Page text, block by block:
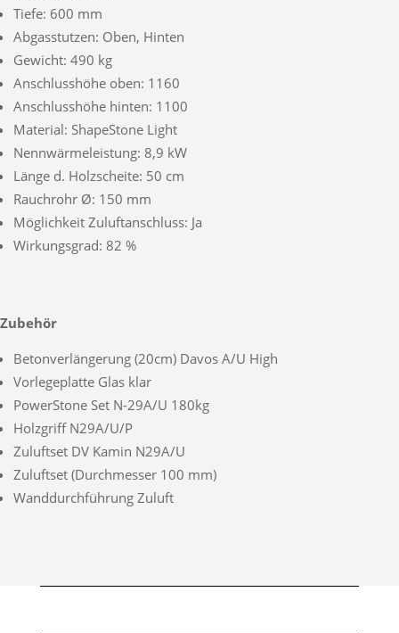
Tiefe: 600 mm
Abgasstutzen: Oben, Hinten
Gewicht: 490 kg
Anschlusshöhe oben: 1160
Anschlusshöhe hinten: 1100
Material: ShapeStone Light
Nennwärmeleistung: 8,9 kW
Länge d. Holzscheite: 50 cm
Rauchrohr Ø: 150 mm
Möglichkeit Zuluftanschluss: Ja
Wirkungsgrad: 82 %
Zubehör
Betonverlängerung (20cm) Davos A/U High
Vorlegeplatte Glas klar
PowerStone Set N-29A/U 180kg
Holzgriff N29A/U/P
Zuluftset DV Kamin N29A/U
Zuluftset (Durchmesser 100 mm)
Wanddurchführung Zuluft